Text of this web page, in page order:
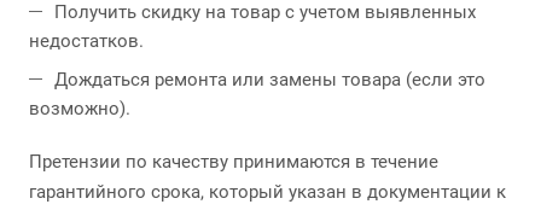
Получить скидку на товар с учетом выявленных
недостатков.
Дождаться ремонта или замены товара (если это
возможно).
Претензии по качеству принимаются в течение
гарантийного срока, который указан в документации к